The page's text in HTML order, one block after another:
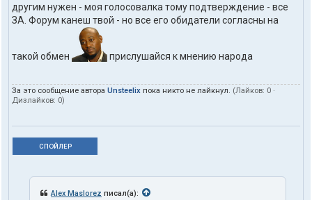
другим нужен - моя голосовалка тому подтверждение - все
ЗА. Форум канеш твой - но все его обидатели согласны на
такой обмен прислушайся к мнению народа
За это сообщение автора Unsteelix пока никто не лайкнул. (Лайков: 0 ·
Дизлайков: 0)
СПОЙЛЕР
Alex Maslorez писал(а):